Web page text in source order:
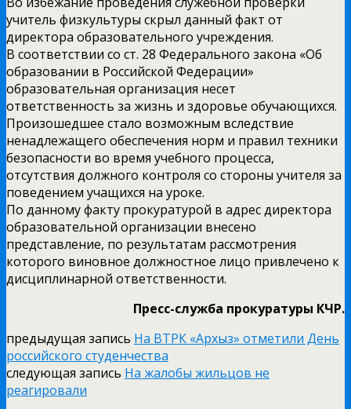
учитель физкультуры скрыл данный факт от
директора образовательного учреждения.
В соответствии со ст. 28 Федерального закона «Об
образовании в Российской Федерации»
образовательная организация несет
ответственность за жизнь и здоровье обучающихся.
Произошедшее стало возможным вследствие
ненадлежащего обеспечения норм и правил техники
безопасности во время учебного процесса,
отсутствия должного контроля со стороны учителя за
поведением учащихся на уроке.
По данному факту прокуратурой в адрес директора
образовательной организации внесено
представление, по результатам рассмотрения
которого виновное должностное лицо привлечено к
дисциплинарной ответственности.
Пресс-служба прокуратуры КЧР.
предыдущая запись На ВТРК «Архыз» отметили День
российского студенчества
следующая запись На жалобы жильцов не
реагировали